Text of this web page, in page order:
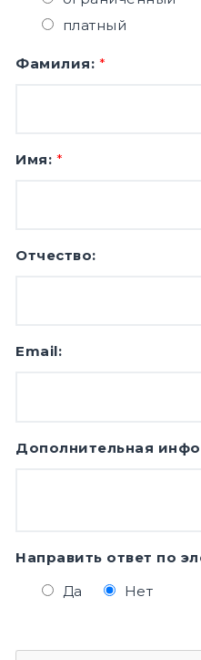
платный
Фамилия: *
Имя: *
Отчество:
Email:
Дополнительная
Направить ответ по
Да
Нет